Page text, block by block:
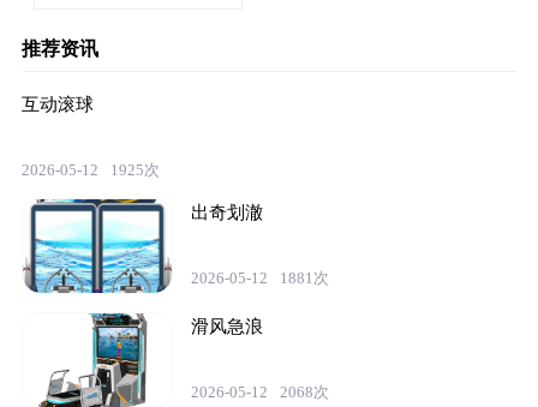
推荐资讯
互动滚球
2026-05-12 1925次
出奇划澈
2026-05-12 1881次
滑风急浪
2026-05-12 2068次